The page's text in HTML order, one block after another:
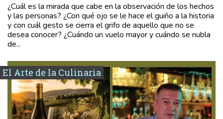
¿Cuál es la mirada que cabe en la observación de los hechos
y las personas? ¿Con qué ojo se le hace el guiño a la historia
y con cuál gesto se cierra el grifo de aquello que no se
desea conocer? ¿Cuándo un vuelo mayor y cuándo se nubla
de...
El Arte de la Culinaria